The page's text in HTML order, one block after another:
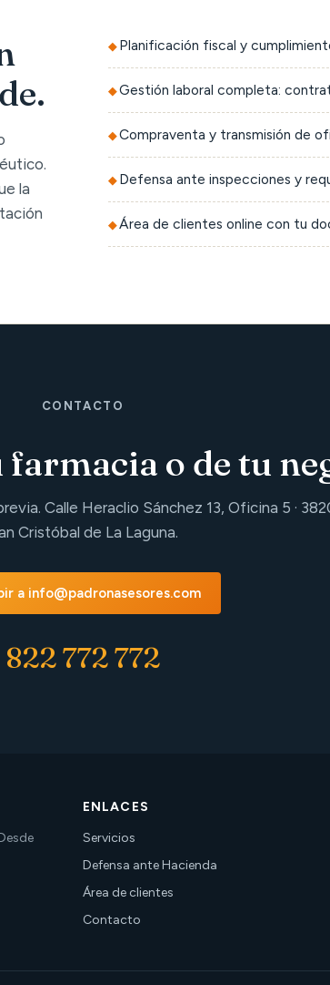
la
Planificación fiscal y
Gestión laboral completa:
Compraventa y transmisión de
Defensa ante inspecciones y
Área de clientes online con tu
CONTACTO
o de tu
Calle Heraclio Sánchez 13, Oficina 5 ·
Cristóbal de La Laguna.
a info@padronasesores.com
822 772 772
ENLACES
Servicios
Defensa ante Hacienda
Área de clientes
Contacto